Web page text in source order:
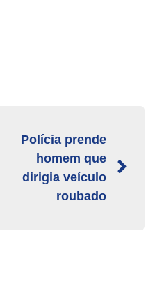
Polícia prende
homem que
dirigia veículo
roubado